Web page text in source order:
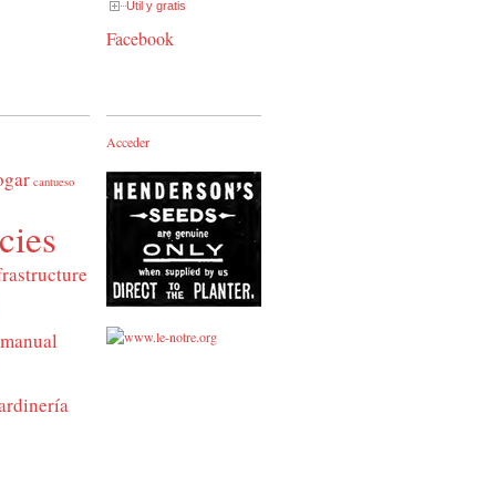
Útil y gratis
Facebook
cantueso
manual
Acceder